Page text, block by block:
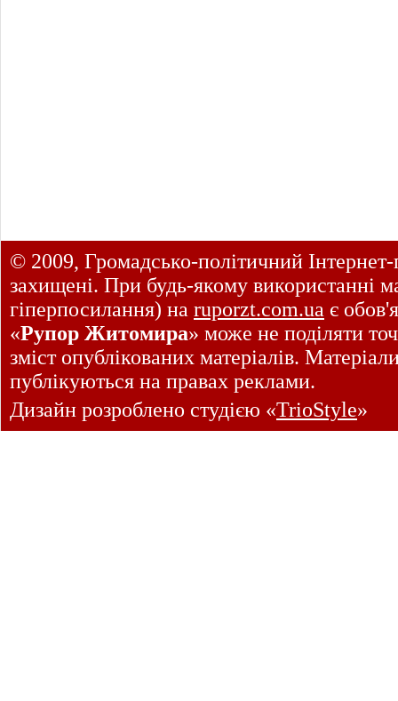
© 2009, Громадсько-політичний
захищені. При будь-якому використанні
гіперпосилання) на ruporzt.com.ua є
«Рупор Житомира» може не поділяти
зміст опублікованих матеріалів.
публікуються на правах реклами.
Дизайн розроблено студією «TrioStyle»